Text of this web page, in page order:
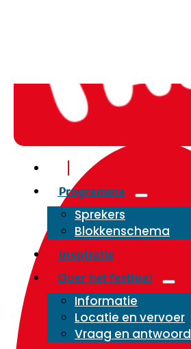
Programma
Sprekers
Blokkenschema
Inspiratie
Over het festival
Informatie
Locatie en vervoer
Vraag en antwoord